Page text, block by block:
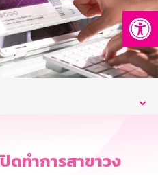
ดทำการสาขาวง